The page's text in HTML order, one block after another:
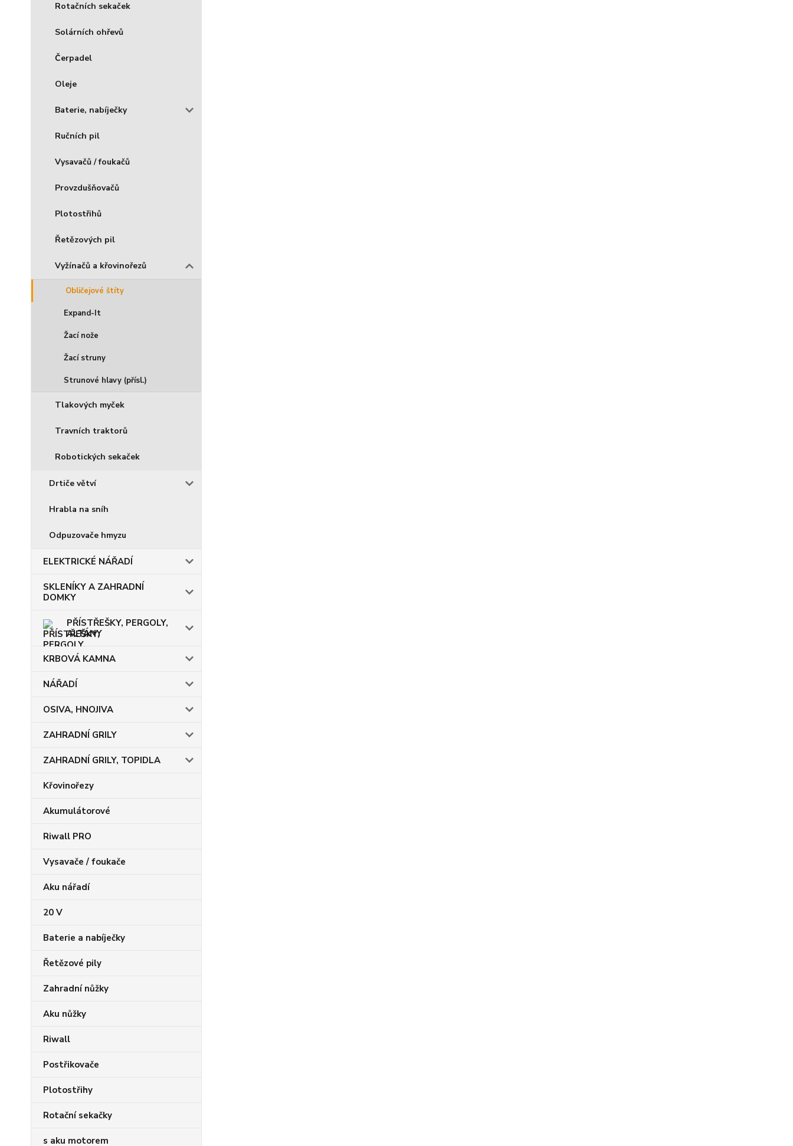
Rotačních sekaček
Solárních ohřevů
Čerpadel
Oleje
Baterie, nabíječky
Ručních pil
Vysavačů / foukačů
Provzdušňovačů
Plotostřihů
Řetězových pil
Vyžínačů a křovinořezů
Obličejové štíty
Expand-It
Žací nože
Žací struny
Strunové hlavy (přísl.)
Tlakových myček
Travních traktorů
Robotických sekaček
Drtiče větví
Hrabla na sníh
Odpuzovače hmyzu
ELEKTRICKÉ NÁŘADÍ
SKLENÍKY A ZAHRADNÍ
DOMKY
PŘÍSTŘEŠKY, PERGOLY,
ALTÁNY
KRBOVÁ KAMNA
NÁŘADÍ
OSIVA, HNOJIVA
ZAHRADNÍ GRILY
ZAHRADNÍ GRILY, TOPIDLA
Křovinořezy
Akumulátorové
Riwall PRO
Vysavače / foukače
Aku nářadí
20 V
Baterie a nabíječky
Řetězové pily
Zahradní nůžky
Aku nůžky
Riwall
Postřikovače
Plotostřihy
Rotační sekačky
s aku motorem